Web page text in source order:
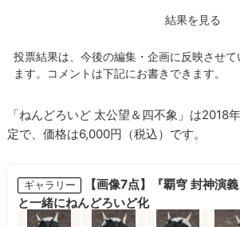
「ねんどろいど 太公望＆四不象」は2018
定で、価格は6,000円（税込）です。
ギャラリー
【画像7点】『覇穹 封神演
と一緒にねんどろいど化